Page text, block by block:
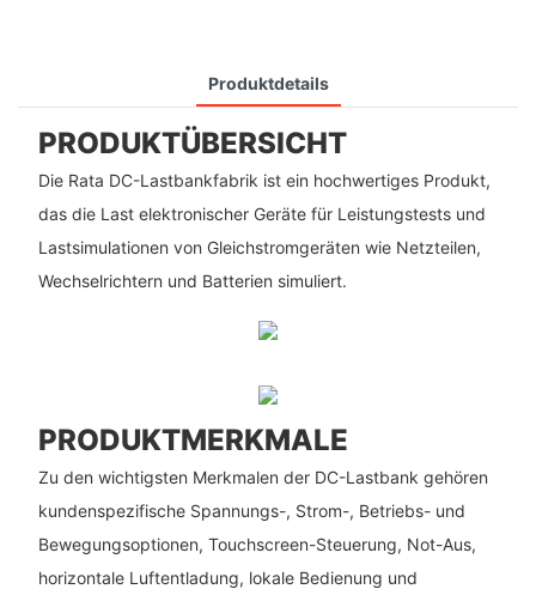
Produktdetails
PRODUKTÜBERSICHT
Die Rata DC-Lastbankfabrik ist ein hochwertiges Produkt,
das die Last elektronischer Geräte für Leistungstests und
Lastsimulationen von Gleichstromgeräten wie Netzteilen,
Wechselrichtern und Batterien simuliert.
PRODUKTMERKMALE
Zu den wichtigsten Merkmalen der DC-Lastbank gehören
kundenspezifische Spannungs-, Strom-, Betriebs- und
Bewegungsoptionen, Touchscreen-Steuerung, Not-Aus,
horizontale Luftentladung, lokale Bedienung und